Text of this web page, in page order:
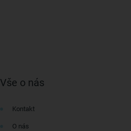
Vše o nás
Kontakt
O nás